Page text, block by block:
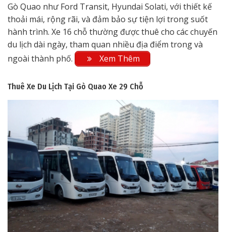
Gò Quao như Ford Transit, Hyundai Solati, với thiết kế
thoải mái, rộng rãi, và đảm bảo sự tiện lợi trong suốt
hành trình. Xe 16 chỗ thường được thuê cho các chuyến
du lịch dài ngày, tham quan nhiều địa điểm trong và
ngoài thành phố.
Xem Thêm
Thuê Xe Du Lịch Tại Gò Quao Xe 29 Chỗ